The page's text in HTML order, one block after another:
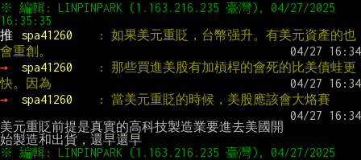
※ 編輯: LINPINPARK (1.163.216.235 臺灣), 04/27/2025
推
spa41260
: 如果美元重貶，台幣强升。有美元資產的也
會重創。
→
spa41260
: 那些買進美股有加槓桿的會死的比美債蛙更
快。因為
→
spa41260
: 當美元重貶的時候，美股應該會大烙賽
美元重貶前提是真實的高科技製造業要進去美國開
※ 編輯: LINPINPARK (1.163.216.235 臺灣), 04/27/2025